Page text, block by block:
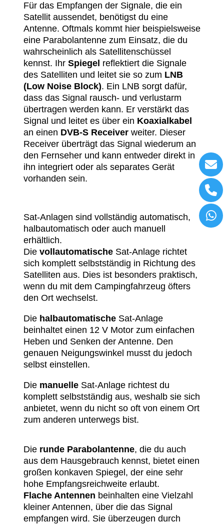
Für das Empfangen der Signale, die ein
Satellit aussendet, benötigst du eine
Antenne. Oftmals kommt hier beispielsweise
eine Parabolantenne zum Einsatz, die du
wahrscheinlich als Satellitenschüssel
kennst. Ihr Spiegel reflektiert die Signale
des Satelliten und leitet sie so zum LNB
(Low Noise Block). Ein LNB sorgt dafür,
dass das Signal rausch- und verlustarm
übertragen werden kann. Er verstärkt das
Signal und leitet es über ein Koaxialkabel
an einen DVB-S Receiverweiter. Dieser
Receiver überträgt das Signal wiederum an
den Fernseherund kann entweder direkt in
ihn integriert oder als separates Gerät
vorhanden sein.
Sat-Anlagen sind vollständig automatisch,
halbautomatisch oder auch manuell
erhältlich.
Die vollautomatischeSat-Anlagerichtet
sich komplett selbstständig in Richtung des
Satelliten aus. Dies ist besonders praktisch,
wenn du mit dem Campingfahrzeug öfters
den Ort wechselst.
Die halbautomatischeSat-Anlage
beinhaltet einen 12 V Motor zum einfachen
Heben und Senken der Antenne. Den
genauen Neigungswinkel musst du jedoch
selbst einstellen.
Die manuelleSat-Anlagerichtest du
komplett selbstständig aus, weshalb sie sich
anbietet, wenn du nicht so oft von einem Ort
zum anderen unterwegs bist.
Die runde Parabolantenne, die du auch
aus dem Hausgebrauch kennst, bietet einen
großen konkaven Spiegel, der eine sehr
hohe Empfangsreichweite erlaubt.
Flache Antennen beinhalten eine Vielzahl
kleiner Antennen, über die das Signal
empfangen wird. Sie überzeugen durch